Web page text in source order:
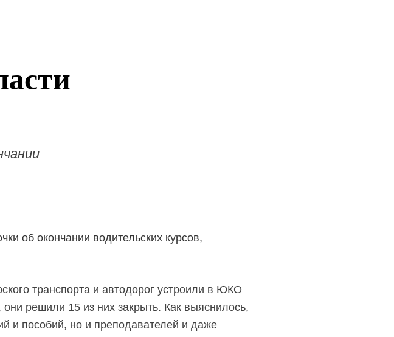
об окончании водительских курсов,
транспорта и автодорог устроили в ЮКО
решили 15 из них закрыть. Как выяснилось,
и пособий, но и преподавателей и даже